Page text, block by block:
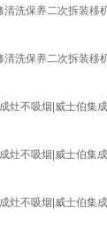
洗保养二次拆装移
洗保养二次拆装移
灶不吸烟|威士伯集
灶不吸烟|威士伯集
灶不吸烟|威士伯集